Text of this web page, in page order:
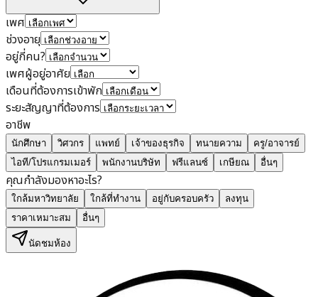
เพศ
ช่วงอายุ
อยู่กี่คน?
เพศผู้อยู่อาศัย
เดือนที่ต้องการเข้าพัก
ระยะสัญญาที่ต้องการ
อาชีพ
นักศึกษา วิศวกร แพทย์ เจ้าของธุรกิจ ทนายความ
ครู/อาจารย์
ไอที/โปรแกรมเมอร์
พนักงานบริษัท ฟรีแลนซ์ เกษียณ อื่นๆ
คุณกำลังมองหาอะไร?
ใกล้มหาวิทยาลัย ใกล้ที่ทำงาน อยู่กับครอบครัว
ลงทุน
ราคาเหมาะสม
อื่นๆ
นัดชมห้อง